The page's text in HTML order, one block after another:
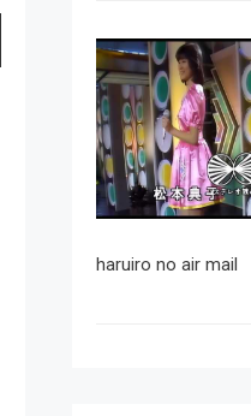
haruiro no air mail